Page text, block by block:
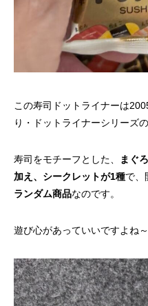
この寿司ドットライナーは
り・ドットライナーシリーズ
寿司をモチーフとした、
まぐ
加え、シークレットが1種で、
ランダム商品なのです。
遊び心があっていいですよね～